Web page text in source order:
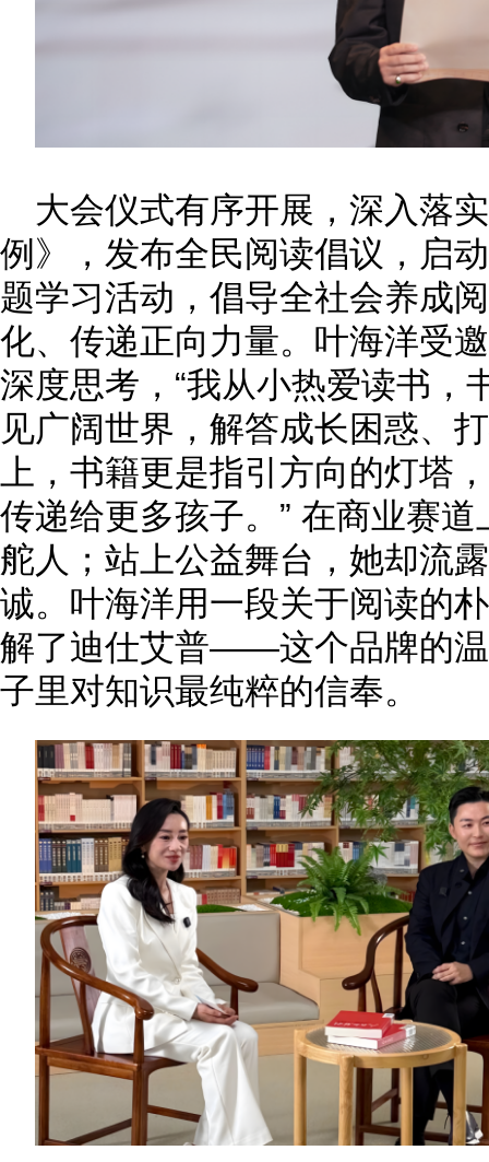
大会仪式有序开展，深入落
例》，发布全民阅读倡议，启
题学习活动，倡导全社会养成
化、传递正向力量。叶海洋受
深度思考，“我从小热爱读书，
见广阔世界，解答成长困惑、
上，书籍更是指引方向的灯塔
传递给更多孩子。” 在商业赛
舵人；站上公益舞台，她却流
诚。叶海洋用一段关于阅读的
解了迪仕艾普——这个品牌的
子里对知识最纯粹的信奉。